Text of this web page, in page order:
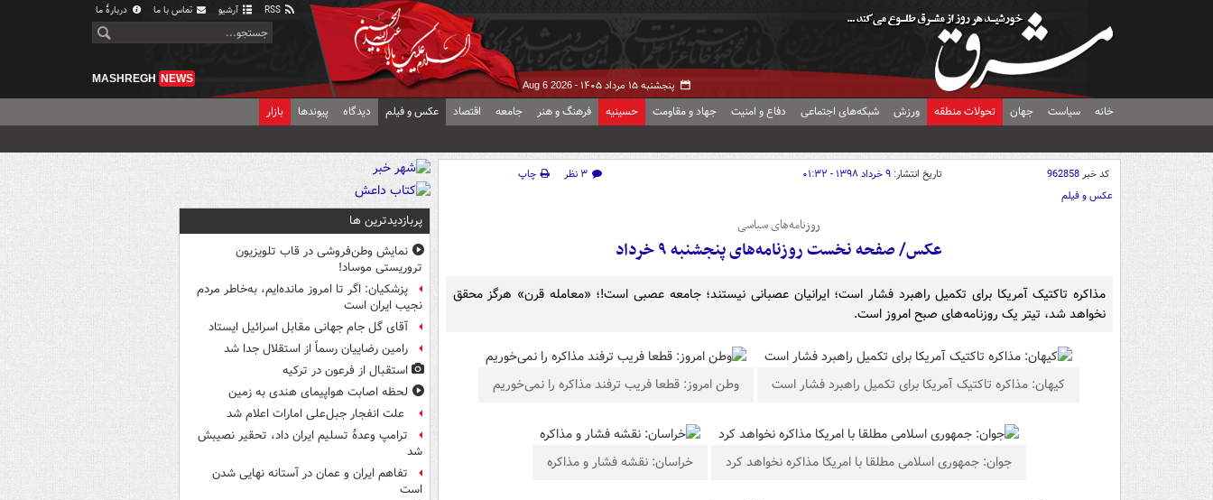
آرشیو تماس با ما دربارهٔ ما
پنجشنبه ۱۵ مرداد ۱۴۰۵ - Aug 6 2026
MASHREGH NEWS
خانه سیاست جهان تحولات منطقه ورزش شبکه‌های اجتماعی دفاع و امنیت جهاد و مقاومت حسینیه فرهنگ و هنر جامعه اقتصاد عکس و فیلم دیدگاه پیوندها بازار
کد خبر962858 تاریخ انتشار: ۹ خرداد ۱۳۹۸ - ۰۱:۳۲ ۳ نظر
چاپ
عکس و فیلم
روزنامه‌های سیاسی
عکس/ صفحه نخست روزنامه‌های پنجشنبه ۹ خرداد
مذاکره تاکتیک آمریکا برای تکمیل راهبرد فشار است؛ ایرانیان عصبانی نیستند؛ جامعه عصبی است!؛ «معامله قرن» هرگز محقق
نخواهد شد، تیتر یک روزنامه‌های صبح امروز است.
کیهان: مذاکره تاکتیک آمریکا برای تکمیل راهبرد فشار است وطن امروز: قطعا فریب ترفند مذاکره را نمی‌خوریم
جوان: جمهوری اسلامی مطلقا با امریکا مذاکره نخواهد کرد خراسان: نقشه فشار و مذاکره
پربازدیدترین ها
نمایش وطن‌فروشی در قاب تلویزیون
تروریستی موساد!
پزشکیان: اگر تا امروز مانده‌ایم، به‌خاطر مردم
نجیب ایران است
آقای گل جام جهانی مقابل اسرائیل ایستاد
رامین رضاییان رسماً از استقلال جدا شد
استقبال از فرعون در ترکیه
لحظه اصابت هواپیمای هندی به زمین
علت انفجار جبل‌علی امارات اعلام شد
ترامپ وعدۀ تسلیم ایران داد، تحقیر نصیبش
شد
تفاهم ایران و عمان در آستانه نهایی شدن
است